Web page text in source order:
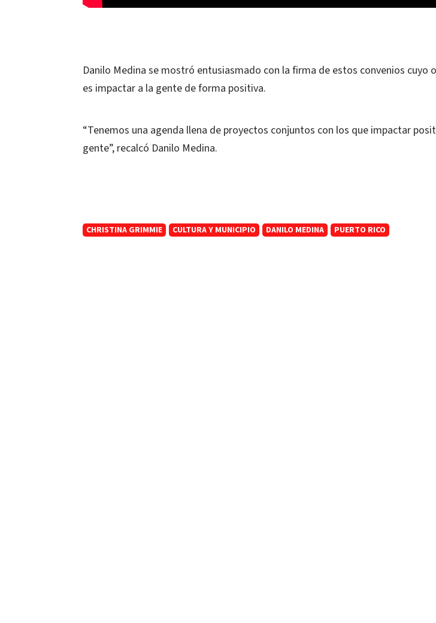
Danilo Medina se mostró entusiasmado con la firma de estos convenios cuyo
es impactar a la gente de forma positiva.
“Tenemos una agenda llena de proyectos conjuntos con los que impactar
gente”, recalcó Danilo Medina.
CHRISTINA GRIMMIE CULTURA Y MUNICIPIO DANILO MEDINA PUERTO RICO